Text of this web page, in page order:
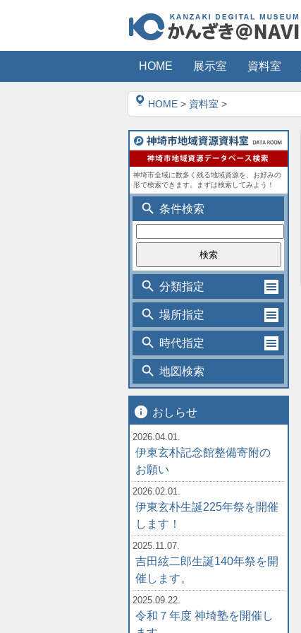
HOME 展示室 資料室
HOME > 資料室 >
神埼市全域に数多く残る地域資源を、お好みの
形で検索できます。まずは検索してみよう！
search 条件検索
search 分類指定
search 場所指定
search 時代指定
search 地図検索
info おしらせ
2026.04.01.
伊東玄朴記念館整備寄附の
お願い
2026.02.01.
伊東玄朴生誕225年祭を開催
します！
2025.11.07.
吉田絃二郎生誕140年祭を開
催します。
2025.09.22.
令和７年度 神埼塾を開催し